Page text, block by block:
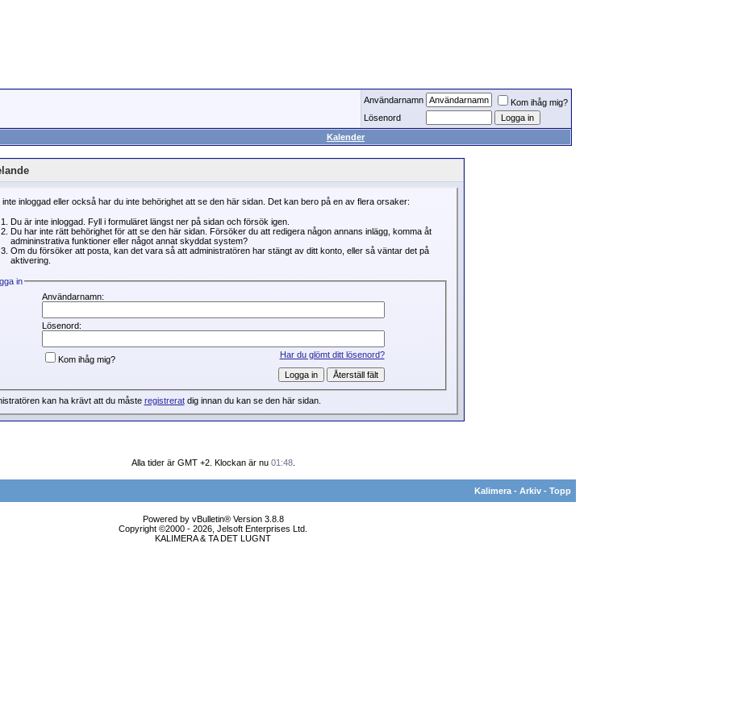
Användarnamn
Kom ihåg mig?
Lösenord
Kalender
inte inloggad eller också har du inte behörighet att se den här sidan. Det kan bero på en av flera orsaker:
Du är inte inloggad. Fyll i formuläret längst ner på sidan och försök igen.
Du har inte rätt behörighet för att se den här sidan. Försöker du att redigera någon annans inlägg, komma åt
admininstrativa funktioner eller något annat skyddat system?
Om du försöker att posta, kan det vara så att administratören har stängt av ditt konto, eller så väntar det på
aktivering.
in
Användarnamn:
Lösenord:
Har du glömt ditt lösenord?
Kom ihåg mig?
kan ha krävt att du måste registreratdig innan du kan se den här sidan.
Alla tider är GMT +2. Klockan är nu 01:48.
Kalimera - Arkiv - Topp
Powered by vBulletin® Version 3.8.8
Copyright ©2000 - 2026, Jelsoft Enterprises Ltd.
KALIMERA & TA DET LUGNT